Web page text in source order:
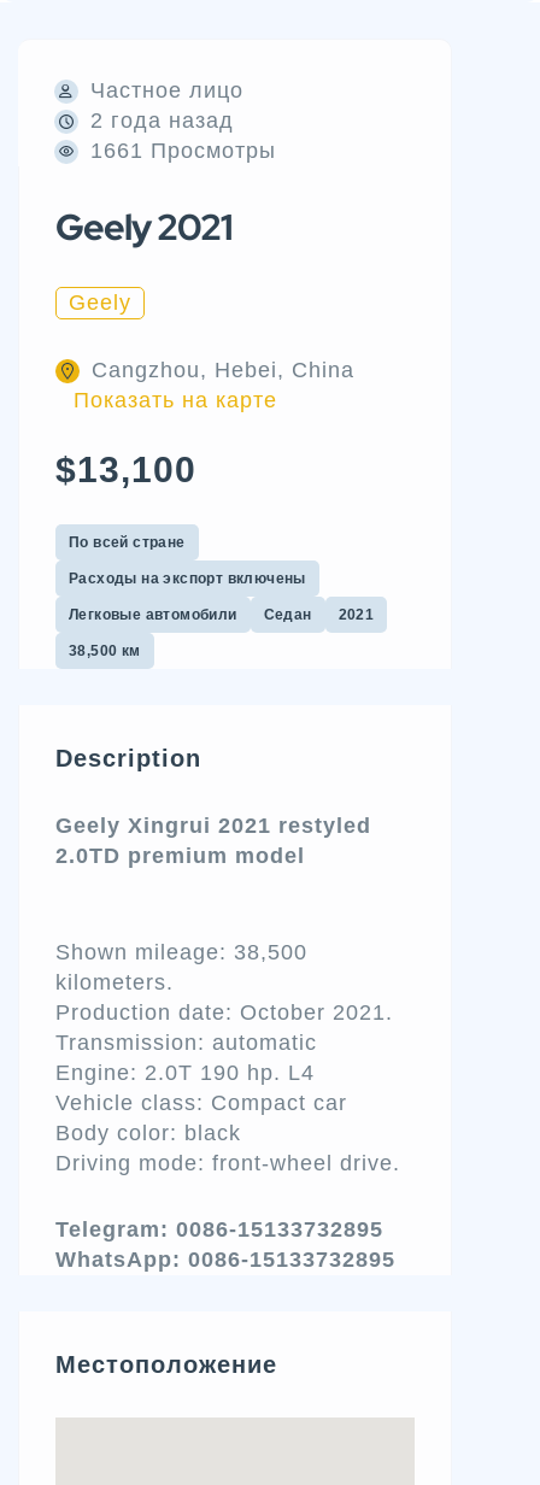
Частное лицо
2 года назад
1661 Просмотры
Geely 2021
Geely
Cangzhou, Hebei, China
Показать на карте
$13,100
По всей стране
Расходы на экспорт включены
Легковые автомобили Седан 2021
38,500 км
Description
Geely Xingrui 2021 restyled
2.0TD premium model
Shown mileage: 38,500
kilometers.
Production date: October 2021.
Transmission: automatic
Engine: 2.0T 190 hp. L4
Vehicle class: Compact car
Body color: black
Driving mode: front-wheel drive.
Telegram: 0086-15133732895
WhatsApp: 0086-15133732895
Местоположение